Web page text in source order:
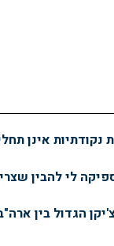
אינן
לי להבין
הגדול בין